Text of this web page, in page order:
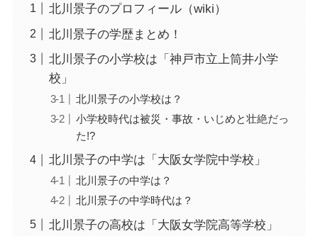
北川景子のプロフィール（wiki）
北川景子の学歴まとめ！
北川景子の小学校は「神戸市立上筒井小学
校」
北川景子の小学校は？
小学校時代は被災・事故・いじめと壮絶だっ
た!?
北川景子の中学は「大阪女学院中学校」
北川景子の中学は？
北川景子の中学時代は？
北川景子の高校は「大阪女学院高等学校」